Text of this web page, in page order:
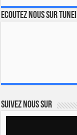
Ecoutez nous sur
Suivez nous sur